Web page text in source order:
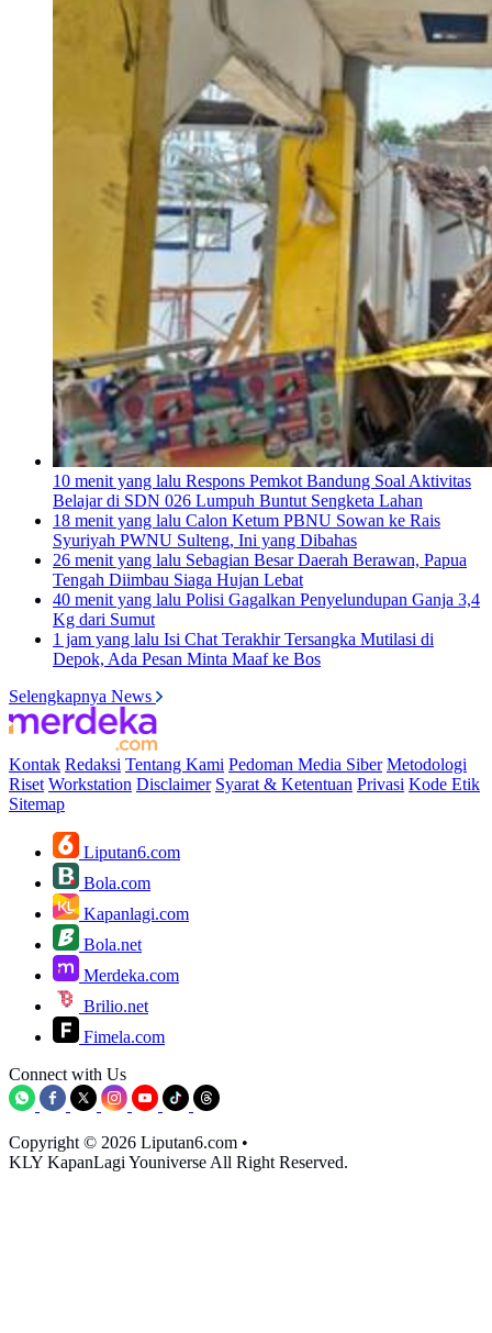
10 menit yang lalu Respons Pemkot Bandung Soal Aktivitas
Belajar di SDN 026 Lumpuh Buntut Sengketa Lahan
18 menit yang lalu Calon Ketum PBNU Sowan ke Rais
Syuriyah PWNU Sulteng, Ini yang Dibahas
26 menit yang lalu Sebagian Besar Daerah Berawan, Papua
Tengah Diimbau Siaga Hujan Lebat
40 menit yang lalu Polisi Gagalkan Penyelundupan Ganja 3,4
Kg dari Sumut
1 jam yang lalu Isi Chat Terakhir Tersangka Mutilasi di
Depok, Ada Pesan Minta Maaf ke Bos
Selengkapnya News
Kontak Redaksi Tentang Kami Pedoman Media Siber Metodologi
Riset Workstation Disclaimer Syarat & Ketentuan Privasi Kode Etik
Sitemap
Liputan6.com
Bola.com
Kapanlagi.com
Bola.net
Merdeka.com
Brilio.net
Fimela.com
Connect with Us
Copyright © 2026 Liputan6.com •
KLY KapanLagi Youniverse All Right Reserved.